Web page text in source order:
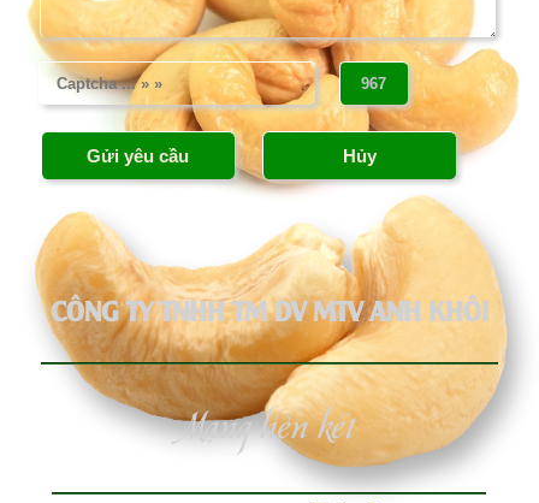
CÔNG TY TNHH TM DV MTV ANH KHÔI
Mạng liên kết